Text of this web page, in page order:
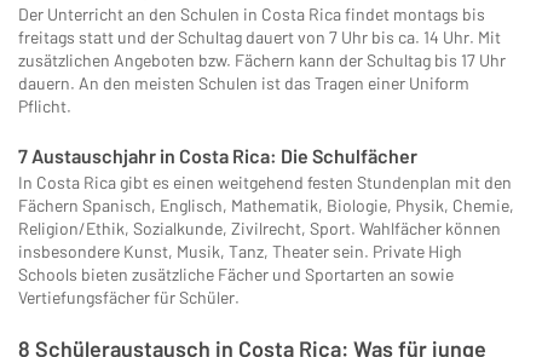
Der Unterricht an den Schulen in Costa Rica findet montags bis
freitags statt und der Schultag dauert von 7 Uhr bis ca. 14 Uhr. Mit
zusätzlichen Angeboten bzw. Fächern kann der Schultag bis 17 Uhr
dauern. An den meisten Schulen ist das Tragen einer Uniform
Pflicht.
7 Austauschjahr in Costa Rica: Die Schulfächer
In Costa Rica gibt es einen weitgehend festen Stundenplan mit den
Fächern Spanisch, Englisch, Mathematik, Biologie, Physik, Chemie,
Religion/Ethik, Sozialkunde, Zivilrecht, Sport. Wahlfächer können
insbesondere Kunst, Musik, Tanz, Theater sein. Private High
Schools bieten zusätzliche Fächer und Sportarten an sowie
Vertiefungsfächer für Schüler.
8 Schüleraustausch in Costa Rica: Was für junge